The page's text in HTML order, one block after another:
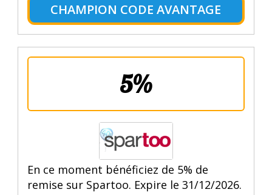
CHAMPION CODE AVANTAGE
5%
En ce moment bénéficiez de 5% de
remise sur Spartoo. Expire le 31/12/2026.